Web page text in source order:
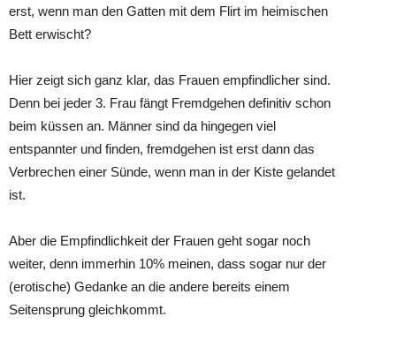
erst, wenn man den Gatten mit dem Flirt im heimischen
Bett erwischt?
Hier zeigt sich ganz klar, das Frauen empfindlicher sind.
Denn bei jeder 3. Frau fängt Fremdgehen definitiv schon
beim küssen an. Männer sind da hingegen viel
entspannter und finden, fremdgehen ist erst dann das
Verbrechen einer Sünde, wenn man in der Kiste gelandet
ist.
Aber die Empfindlichkeit der Frauen geht sogar noch
weiter, denn immerhin 10% meinen, dass sogar nur der
(erotische) Gedanke an die andere bereits einem
Seitensprung gleichkommt.